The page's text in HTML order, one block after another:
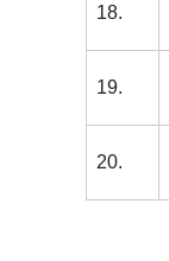
18.
19.
20.